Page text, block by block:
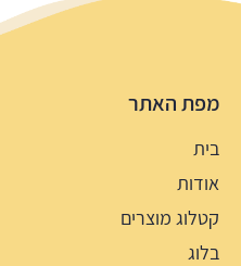
מפת האתר
בית
אודות
קטלוג מוצרים
בלוג